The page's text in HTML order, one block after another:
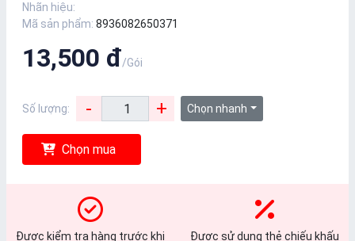
Nhãn hiệu:
Mã sản phẩm: 8936082650371
13,500 đ/Gói
Số lượng: - + Chọn nhanh
Chọn mua
Được kiểm tra hàng trước khi
Được sử dụng thẻ chiếu khấu